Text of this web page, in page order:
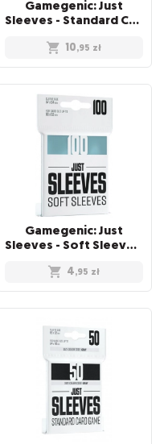
Gamegenic: Just
Sleeves - Standard Card Game Sleeves (66x91 mm), Niebieskie, 50 sztuk
10,95 zł
Gamegenic: Just
Sleeves - Soft Sleeves (67 x 94 mm) 100 sztuk, Clear
4,95 zł